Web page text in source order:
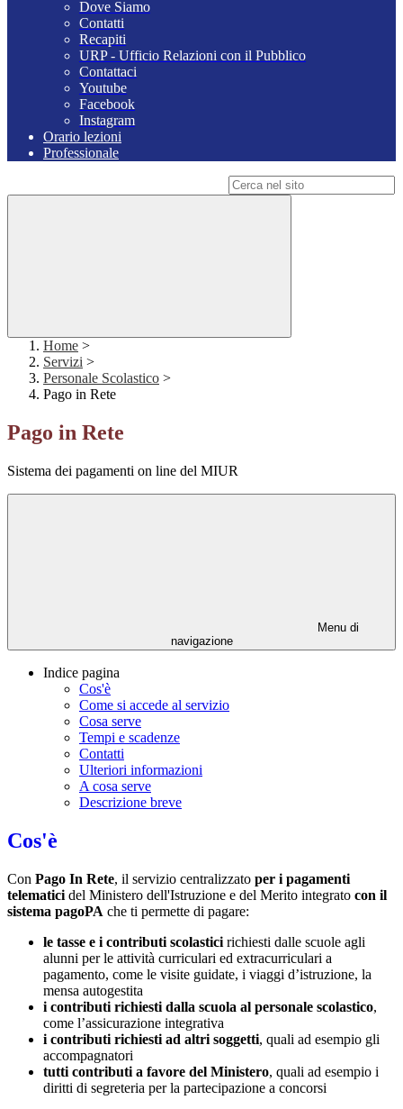
Dove Siamo
Contatti
Recapiti
URP - Ufficio Relazioni con il Pubblico
Contattaci
Youtube
Facebook
Instagram
Orario lezioni
Professionale
Home >
Servizi >
Personale Scolastico >
Pago in Rete
Pago in Rete
Sistema dei pagamenti on line del MIUR
Menu di
navigazione
Indice pagina
Cos'è
Come si accede al servizio
Cosa serve
Tempi e scadenze
Contatti
Ulteriori informazioni
A cosa serve
Descrizione breve
Cos'è
Con Pago In Rete, il servizio centralizzato per i pagamenti
telematici del Ministero dell'Istruzione e del Merito integrato con il
sistema pagoPA che ti permette di pagare:
le tasse e i contributi scolastici richiesti dalle scuole agli
alunni per le attività curriculari ed extracurriculari a
pagamento, come le visite guidate, i viaggi d’istruzione, la
mensa autogestita
i contributi richiesti dalla scuola al personale scolastico,
come l’assicurazione integrativa
i contributi richiesti ad altri soggetti, quali ad esempio gli
accompagnatori
tutti contributi a favore del Ministero, quali ad esempio i
diritti di segreteria per la partecipazione a concorsi